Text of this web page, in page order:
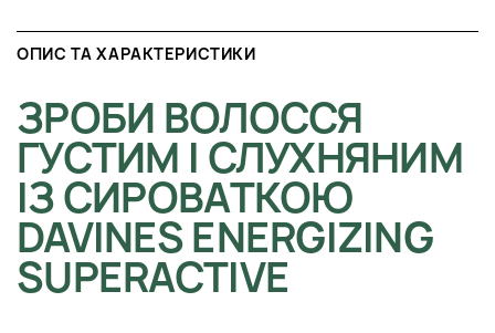
ОПИС ТА ХАРАКТЕРИСТИКИ
ЗРОБИ ВОЛОССЯ
ГУСТИМ І СЛУХНЯНИМ
ІЗ СИРОВАТКОЮ
DAVINES ENERGIZING
SUPERACTIVE